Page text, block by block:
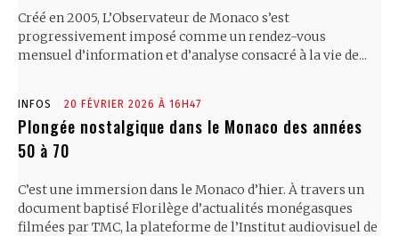
Créé en 2005, L’Observateur de Monaco s’est
progressivement imposé comme un rendez-vous
mensuel d’information et d’analyse consacré à la vie de...
INFOS 20 FÉVRIER 2026 À 16H47
Plongée nostalgique dans le Monaco des années
50 à 70
C’est une immersion dans le Monaco d’hier. À travers un
document baptisé Florilège d’actualités monégasques
filmées par TMC, la plateforme de l’Institut audiovisuel de